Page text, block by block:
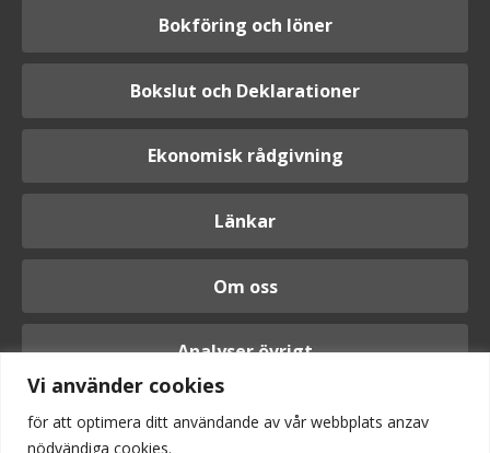
Vi använder cookies
för att optimera ditt användande av vår webbplats anzav
nödvändiga cookies.
Bokföring och löner
Bokslut och Deklarationer
Ekonomisk rådgivning
Länkar
Om oss
Analyser övrigt